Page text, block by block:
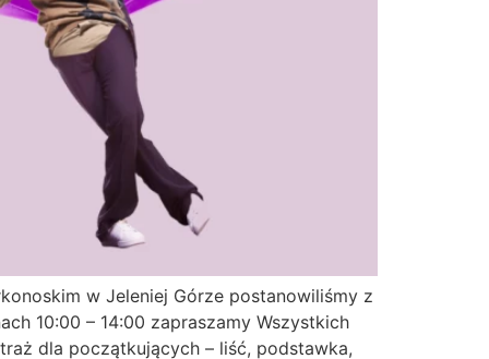
w Jeleniej Górze postanowiliśmy z
10:00 – 14:00 zapraszamy Wszystkich
dla początkujących – liść, podstawka,